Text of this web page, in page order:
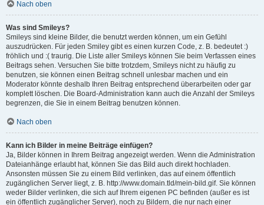
Nach oben
Was sind Smileys?
Smileys sind kleine Bilder, die benutzt werden können, um ein Gefühl
auszudrücken. Für jeden Smiley gibt es einen kurzen Code, z. B. bedeutet :)
fröhlich und :( traurig. Die Liste aller Smileys können Sie beim Verfassen eines
Beitrags sehen. Versuchen Sie bitte trotzdem, Smileys nicht zu häufig zu
benutzen, sie können einen Beitrag schnell unlesbar machen und ein
Moderator könnte deshalb Ihren Beitrag entsprechend überarbeiten oder gar
komplett löschen. Die Board-Administration kann auch die Anzahl der Smileys
begrenzen, die Sie in einem Beitrag benutzen können.
Nach oben
Kann ich Bilder in meine Beiträge einfügen?
Ja, Bilder können in Ihrem Beitrag angezeigt werden. Wenn die Administration
Dateianhänge erlaubt hat, können Sie das Bild auch direkt hochladen.
Ansonsten müssen Sie zu einem Bild verlinken, das auf einem öffentlich
zugänglichen Server liegt, z. B. http://www.domain.tld/mein-bild.gif. Sie können
weder Bilder verlinken, die sich auf Ihrem eigenen PC befinden (außer es ist
ein öffentlich zugänglicher Server), noch zu Bildern, die nur nach einer